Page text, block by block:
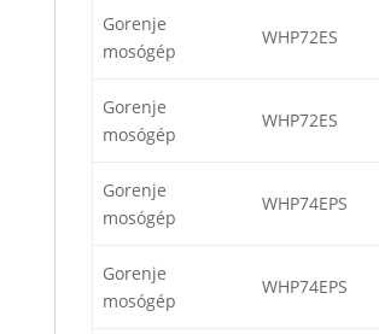
Gorenje
mosógép
WHP72ES
Gorenje
mosógép
WHP72ES
Gorenje
mosógép
WHP74EPS
Gorenje
mosógép
WHP74EPS